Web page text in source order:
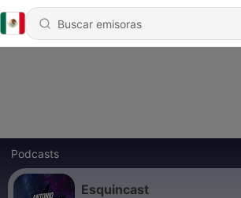
Podcasts
Esquincast